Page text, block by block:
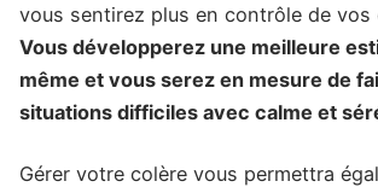
vous sentirez plus en contrôle de vos
Vous développerez une meilleure
même et vous serez en mesure de
situations difficiles avec calme et
Gérer votre colère vous permettra